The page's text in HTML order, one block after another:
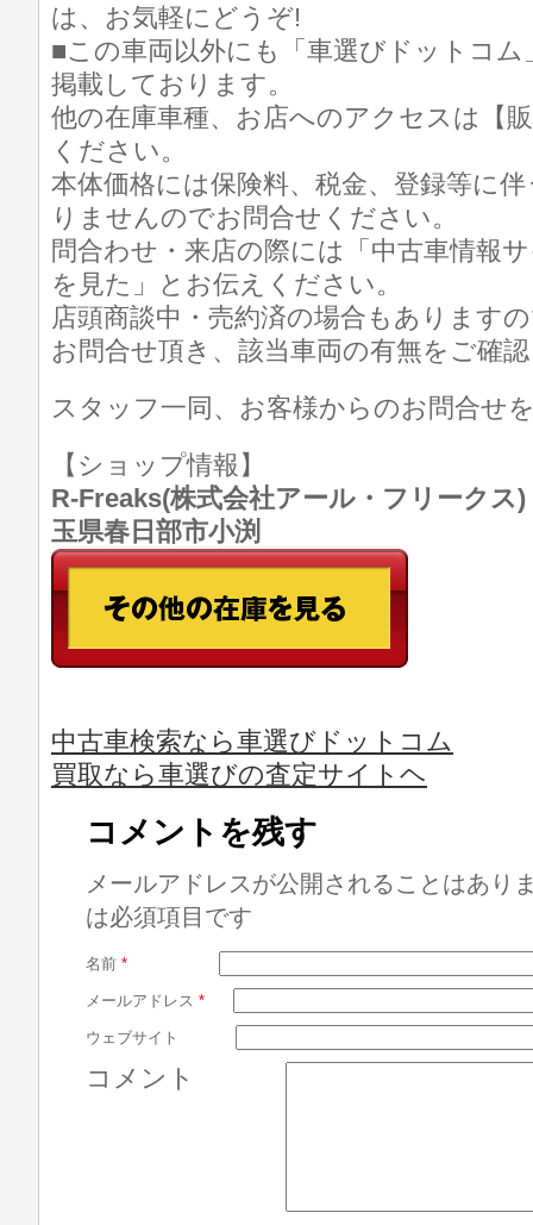
は、お気軽にどうぞ!
■この車両以外にも「車選びドットコ
掲載しております。
他の在庫車種、お店へのアクセスは【
ください。
本体価格には保険料、税金、登録等に
りませんのでお問合せください。
問合わせ・来店の際には「中古車情報
を見た」とお伝えください。
店頭商談中・売約済の場合もあります
お問合せ頂き、該当車両の有無をご確
スタッフ一同、お客様からのお問合せ
【ショップ情報】
R-Freaks(株式会社アール・フリーク
玉県春日部市小渕
中古車検索なら車選びドットコム
買取なら車選びの査定サイトヘ
コメントを残す
メールアドレスが公開されることはあり
は必須項目です
名前 *
メールアドレス *
ウェブサイト
コメント